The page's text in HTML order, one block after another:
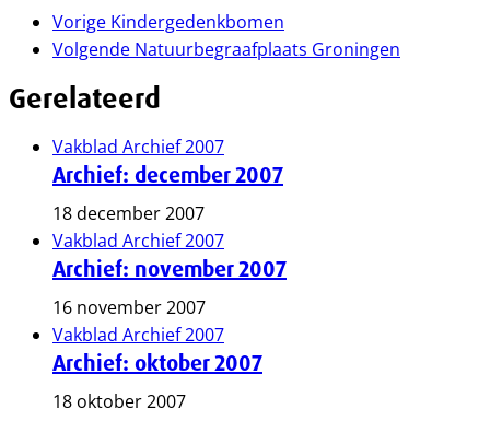
Vorige Kindergedenkbomen
Volgende Natuurbegraafplaats Groningen
Gerelateerd
Vakblad Archief 2007
Archief: december 2007
18 december 2007
Vakblad Archief 2007
Archief: november 2007
16 november 2007
Vakblad Archief 2007
Archief: oktober 2007
18 oktober 2007